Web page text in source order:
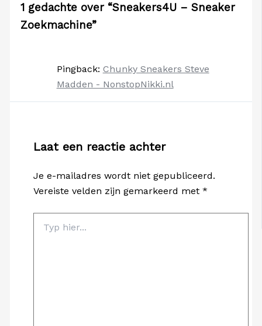
1 gedachte over “Sneakers4U – Sneaker
Zoekmachine”
Pingback: Chunky Sneakers Steve
Madden - NonstopNikki.nl
Laat een reactie achter
Je e-mailadres wordt niet gepubliceerd.
Vereiste velden zijn gemarkeerd met *
hier...